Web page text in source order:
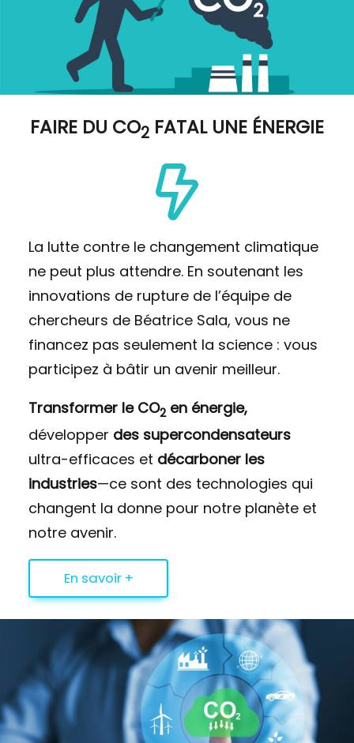
FAIRE DU CO2 FATAL UNE ÉNERGIE
La lutte contre le changement climatique
ne peut plus attendre. En soutenant les
innovations de rupture de l’équipe de
chercheurs de Béatrice Sala, vous ne
financez pas seulement la science : vous
participez à bâtir un avenir meilleur.
Transformer le CO2 en énergie,
développer des supercondensateurs
ultra-efficaces et décarboner les
industries—ce sont des technologies qui
changent la donne pour notre planète et
notre avenir.
En savoir +